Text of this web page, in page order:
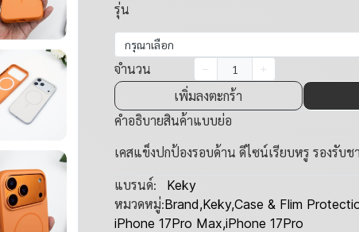
รุ่น
กรุณาเลือก
จำนวน
เพิ่มลงตะกร้า
คำอธิบายสินค้าแบบย่อ
เคสแข็งปกป้องรอบด้าน ดีไซน์เรียบหรู รองรับช
แบรนด์:
Keky
หมวดหมู่:Brand,Keky,Case & Flim
iPhone 17Pro Max,iPhone 17Pro